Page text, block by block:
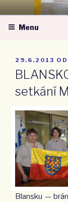
Přejít
k
obsahuZA
Menu
PUBLIKOVÁNO
29.6.2013 OD
setkání
Blansku —